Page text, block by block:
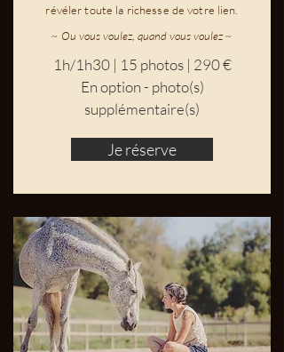
révéler toute la richesse de votre lien.
~ Ou vous voulez, quand vous voulez ~
1h/1h30 | 15 photos | 290 €
En option - photo(s)
supplémentaire(s)
Je réserve